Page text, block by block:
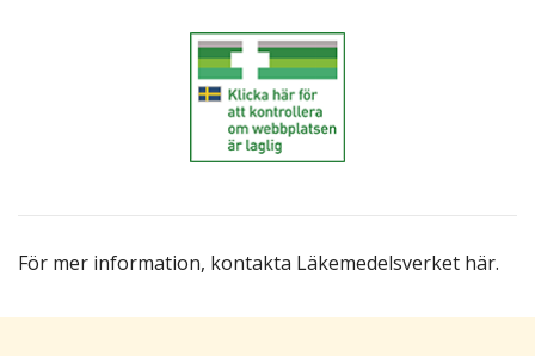
För mer information, kontakta Läkemedelsverket här.